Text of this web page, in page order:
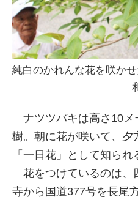
純白のかれんな花を咲か
ナツツバキは高さ10メ
樹。朝に花が咲いて、夕
「一日花」として知られ
花をつけているのは、
寺から国道377号を長尾